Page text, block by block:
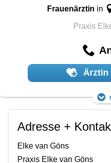
Frauenärztin in
Praxis
Ärztin
Adresse +
Elke van Göns
Praxis Elke van Göns